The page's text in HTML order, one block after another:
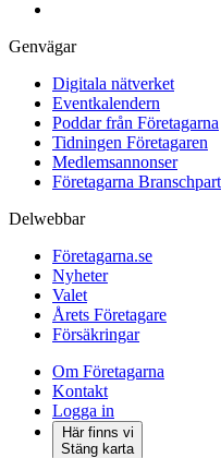
Genvägar
Digitala nätverket
Eventkalendern
Poddar från Företagarna
Tidningen Företagaren
Medlemsannonser
Företagarna
Delwebbar
Företagarna.se
Nyheter
Valet
Årets Företagare
Försäkringar
Om Företagarna
Kontakt
Logga in
Här finns vi
Stäng karta